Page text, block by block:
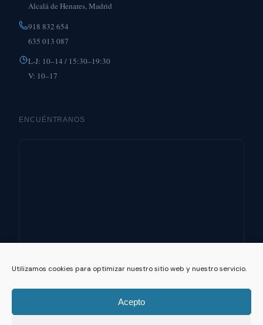
Utilizamos cookies para optimizar nuestro sitio web y nuestro servicio.
Acepto
Alcalá de Henares, Madrid
918 832 654
635 013 087
L-J: 10–14 / 15:30–19:30
V: 10–17
ENCUÉNTRANOS